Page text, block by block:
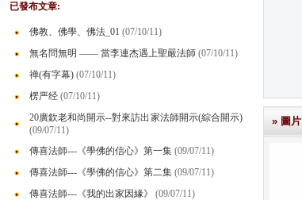
已發布文章:
佛教、佛學、佛法_01 (07/10/11)
無名問無明 —— 當李連杰遇上聖嚴法師 (07/10/11)
禅(有字幕) (07/10/11)
楞严经 (07/10/11)
20廣欽老和尚開示--對來訪出家法師開示(綜合開示)
(09/07/11)
傳喜法師---《學佛的信心》第一集 (09/07/11)
傳喜法師---《學佛的信心》第二集 (09/07/11)
傳喜法師---《我的出家因緣》
(09/07/11)
» 圖片